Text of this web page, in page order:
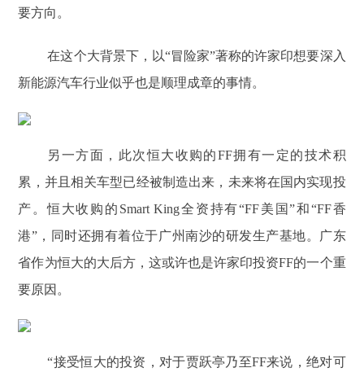
要方向。
在这个大背景下，以“冒险家”著称的许家印想要深入
新能源汽车行业似乎也是顺理成章的事情。
另一方面，此次恒大收购的FF拥有一定的技术积
累，并且相关车型已经被制造出来，未来将在国内实现投
产。恒大收购的Smart King全资持有“FF美国”和“FF香
港”，同时还拥有着位于广州南沙的研发生产基地。广东
省作为恒大的大后方，这或许也是许家印投资FF的一个重
要原因。
“接受恒大的投资，对于贾跃亭乃至FF来说，绝对可